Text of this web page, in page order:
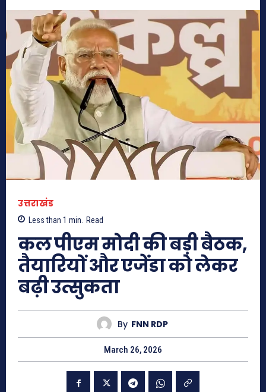
उत्तराखंड
Less than 1 min. Read
कल पीएम मोदी की बड़ी बैठक,
तैयारियों और एजेंडा को लेकर
बढ़ी उत्सुकता
By FNN RDP
March 26, 2026